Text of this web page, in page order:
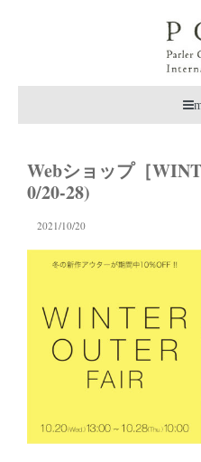
Webショップ［
0/20-28)
2021/10/20